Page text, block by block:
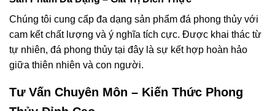
Chúng tôi cung cấp đa dạng sản phẩm đá phong thủy với
cam kết chất lượng và ý nghĩa tích cực. Được khai thác từ
tự nhiên, đá phong thủy tại đây là sự kết hợp hoàn hảo
giữa thiên nhiên và con người.
Tư Vấn Chuyên Môn – Kiến Thức Phong